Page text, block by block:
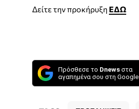
Δείτε την προκήρυξη ΕΔΩ
Πρόσθεσε το Dnews στα
αγαπημένα σου στη Google